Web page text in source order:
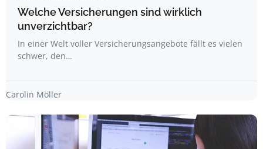
Welche Versicherungen sind wirklich
unverzichtbar?
In einer Welt voller Versicherungsangebote fällt es vielen
schwer, den…
Carolin Möller